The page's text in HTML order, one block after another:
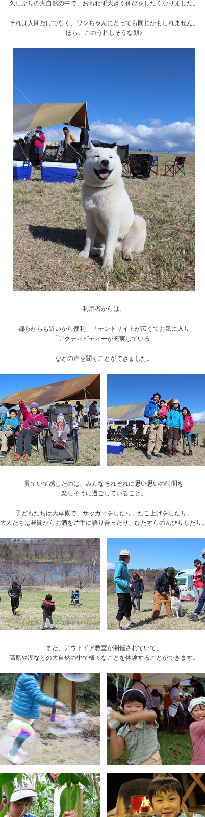
久しぶりの大自然の中で、おもわず大きく伸びをしたくなりました。
それは人間だけでなく、ワンちゃんにとっても同じかもしれません。
ほら、このうれしそうな顔♪
利用者からは、
「都心からも近いから便利」「テントサイトが広くてお気に入り」
「アクティビティーが充実している」
などの声を聞くことができました。
見ていて感じたのは、みんなそれぞれに思い思いの時間を
楽しそうに過ごしていること。
子どもたちは大草原で、サッカーをしたり、たこ上げをしたり、
大人たちは昼間からお酒を片手に語り合ったり、ひたすらのんびりしたり。
また、アウトドア教室が開催されていて、
高原や湖などの大自然の中で様々なことを体験することができます。